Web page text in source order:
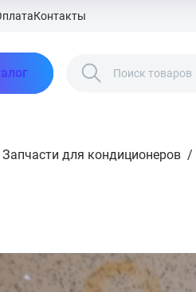
Контакты
Запчасти для кондиционеров /